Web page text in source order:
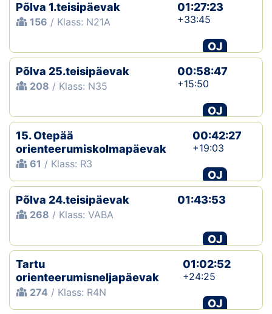
Põlva 1.teisipäevak
156 / Klass: N21A
01:27:23
+33:45
OJ
Põlva 25.teisipäevak
208 / Klass: N35
00:58:47
+15:50
OJ
15. Otepää
orienteerumiskolmapäevak
61 / Klass: R3
00:42:27
+19:03
OJ
Põlva 24.teisipäevak
268 / Klass: VABA
01:43:53
OJ
Tartu
orienteerumisneljapäevak
274 / Klass: R4N
01:02:52
+24:25
OJ